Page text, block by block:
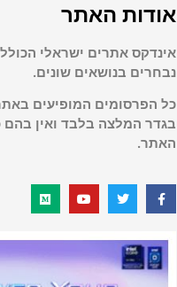
אודות האתר
אינדקס אתרים ישראלי
נבחרים בנושאים שונים.
כל הפרסומים המופיעים
בגדר המלצה בלבד ואין בהם
האתר.